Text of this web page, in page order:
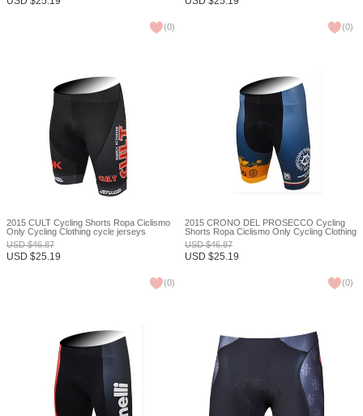
(0) (0)
2015 CULT Cycling Shorts Ropa Ciclismo
Only Cycling Clothing cycle jerseys
Ciclismo bicicletas maillot ciclismo XXS
USD$46.87
USD $25.19
(0)
2015 CRONO DEL PROSECCO Cycling
Shorts Ropa Ciclismo Only Cycling Clothing
cycle jerseys Ciclismo bicicletas maillot
ciclismo XXS
USD$46.87
USD $25.19
(0)